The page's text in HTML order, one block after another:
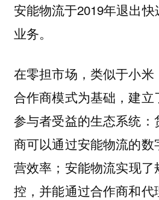
安能物流于2019年退出
业务。
在零担市场，类似于小
合作商模式为基础，建
参与者受益的生态系统：
商可以通过安能物流的
营效率；安能物流实现
控，并能通过合作商和